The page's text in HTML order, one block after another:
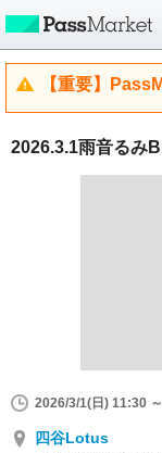
【重要】
2026.3.1雨音るみ
2026/3/1(日) 11:30
四谷Lotus